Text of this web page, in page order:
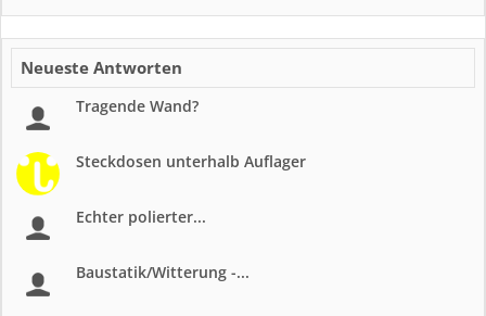
Neueste Antworten
Tragende Wand?
Steckdosen unterhalb Auflager
Echter polierter...
Baustatik/Witterung -...